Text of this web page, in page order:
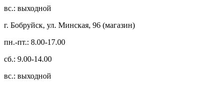
вс.: выходной
г. Бобруйск, ул. Минская, 96 (магазин)
пн.-пт.: 8.00-17.00
сб.: 9.00-14.00
вс.: выходной